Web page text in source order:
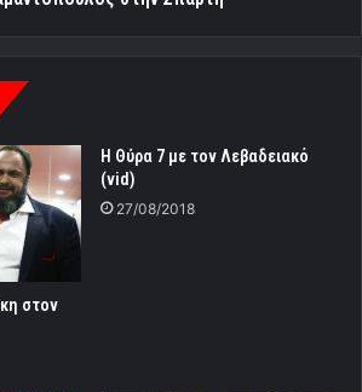
στον
Η Θύρα 7 με τον Λεβαδειακό
(vid)
27/08/2018